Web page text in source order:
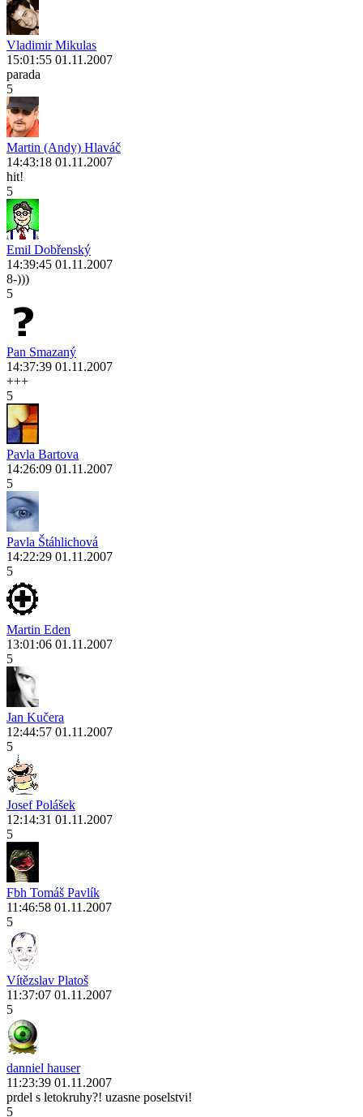
Vladimir Mikulas
15:01:55 01.11.2007
parada
5
Martin (Andy) Hlaváč
14:43:18 01.11.2007
hit!
5
Emil Dobřenský
14:39:45 01.11.2007
8-)))
5
Pan Smazaný
14:37:39 01.11.2007
+++
5
Pavla Bartova
14:26:09 01.11.2007
5
Pavla Štáhlichová
14:22:29 01.11.2007
5
Martin Eden
13:01:06 01.11.2007
5
Jan Kučera
12:44:57 01.11.2007
5
Josef Polášek
12:14:31 01.11.2007
5
Fbh Tomáš Pavlík
11:46:58 01.11.2007
5
Vítězslav Platoš
11:37:07 01.11.2007
5
danniel hauser
11:23:39 01.11.2007
prdel s letokruhy?! uzasne poselstvi!
5